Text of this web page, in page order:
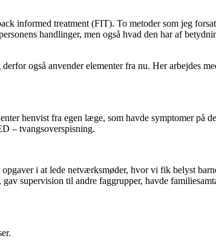
informed treatment (FIT). To metoder som jeg
handlinger, men også hvad den har af
også anvender elementer fra nu. Her arbejdes
henvist fra egen læge, som havde symptomer på
– tvangsoverspisning.
i at lede netværksmøder, hvor vi fik belyst
supervision til andre faggrupper, havde